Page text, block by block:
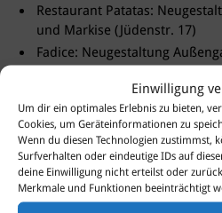
Einwilligung
Um dir ein optimales Erlebnis zu bieten,
Cookies, um Geräteinformationen zu
Wenn du diesen Technologien zustimmst,
Surfverhalten oder eindeutige IDs auf
deine Einwilligung nicht erteilst oder
Merkmale und Funktionen beeinträchtigt
Restaurant Patatas:
und Markise (Jüdenstr. 17)
Fadice: Neugestaltung
Konditorei Fester:
SM-Tutic GmbH:
Schurz-Str. 51)
Alle Interessenten wurden über
von Erhaltungsverordnung und
informiert. Bei sämtlichen